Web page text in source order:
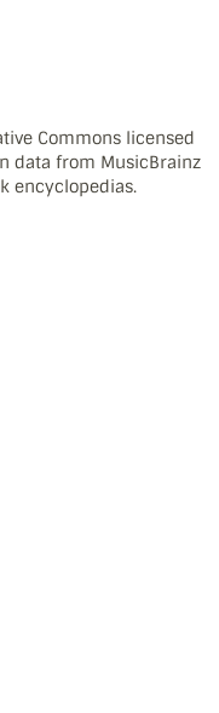
Commons licensed
data from MusicBrainz
encyclopedias.